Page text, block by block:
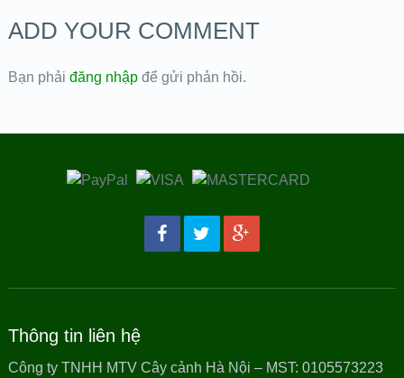
ADD YOUR COMMENT
Bạn phải đăng nhậpđể gửi phản hồi.
Thông tin liên hệ
Công ty TNHH MTV Cây cảnh Hà Nội – MST: 0105573223